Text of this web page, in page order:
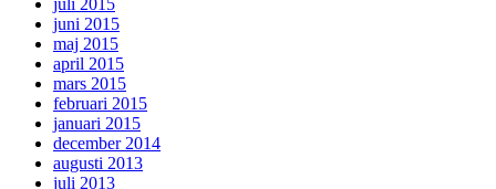
juli 2015
juni 2015
maj 2015
april 2015
mars 2015
februari 2015
januari 2015
december 2014
augusti 2013
juli 2013